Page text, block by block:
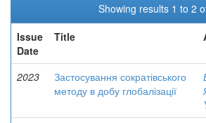
Showing results 1 to 2
Issue
Date
Title
2023
Застосування сократівського
методу в добу глобалізації